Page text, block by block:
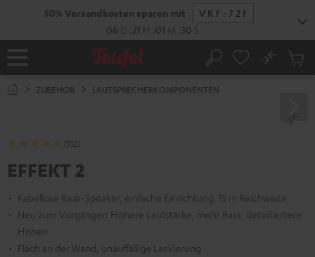
50% Versandkosten sparen mit
VKF-72F
06 D 21 H 01 M 29 S
Startseite Suche
No
ZUBEHÖR LAUTSPRECHERKOMPONENTEN
(312)
EFFEKT 2
Kabellose Rear-Speaker, einfache Einrichtung, 15 m Reichweite
Neu zum Vorgänger: Höhere Lautstärke, mehr Bass, detailliertere
Höhen
Flach an der Wand, unauffällige Lackierung